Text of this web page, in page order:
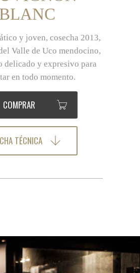
BLANC
y joven, cosecha 2013,
Valle de Uco mendocino,
delicado y expresivo para
en todo momento.
COMPRAR
TÉCNICA